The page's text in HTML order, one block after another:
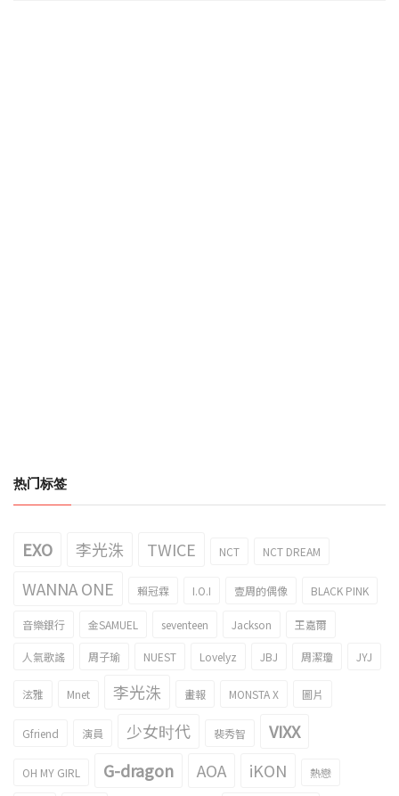
热门标签
EXO 李光洙 TWICE NCT NCT DREAM
WANNA ONE 賴冠霖 I.O.I 壹周的偶像 BLACK PINK
音樂銀行 金SAMUEL seventeen Jackson 王嘉爾
人氣歌謠 周子瑜 NUEST Lovelyz JBJ 周潔瓊 JYJ
泫雅 Mnet 李光洙 畫報 MONSTA X 圖片
Gfriend 演員 少女时代 裴秀智 VIXX
OH MY GIRL G-dragon AOA iKON 熱戀